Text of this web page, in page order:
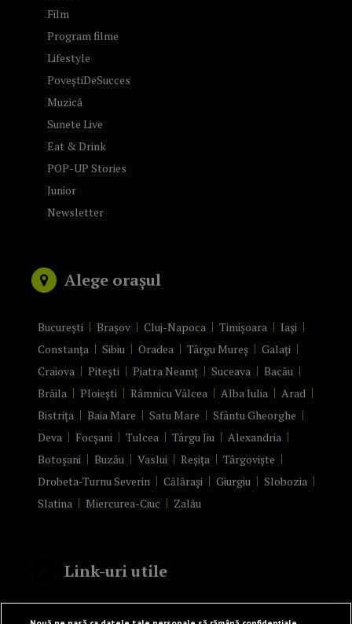
Film
Program filme
Lifestyle
PoveștiDeSucces
Muzică
Sunete Live
Eat & Drink
POP-UP Stories
Junior
Newsletter
Alege orașul
București Brașov Cluj-Napoca Timișoara
Iași
Constanța
Sibiu Oradea Târgu Mureș
Galați
Craiova
Pitești Piatra Neamț Suceava
Bacău
Brăila
Ploiești Râmnicu Vâlcea Alba Iulia
Arad
Bistrița
Baia Mare Satu Mare
Sfântu Gheorghe
Deva
Focșani Tulcea Târgu Jiu
Alexandria
Botoșani
Buzău Vaslui Reșița
Târgoviște
Drobeta-Turnu Severin
Călărași Giurgiu
Slobozia
Slatina
Miercurea-Ciuc Zalău
Link-uri utile
Politică de confidențialitate